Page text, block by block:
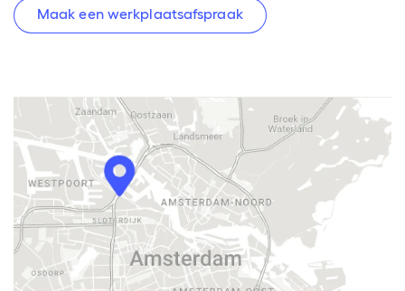
Maak een werkplaatsafspraak